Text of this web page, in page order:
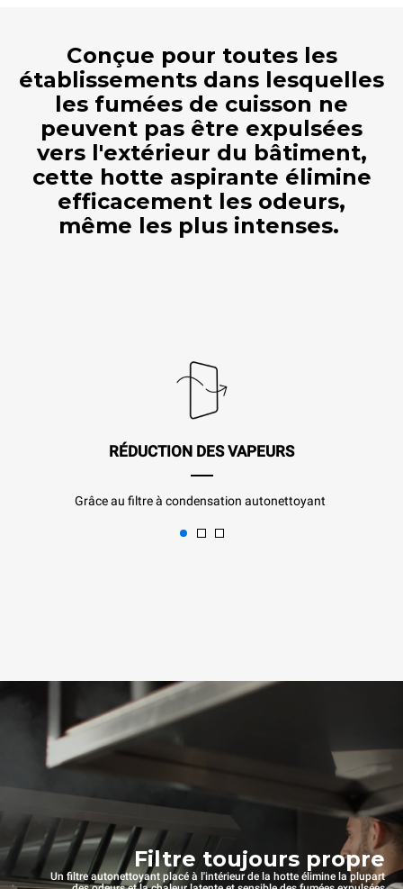
Conçue pour toutes les
établissements dans lesquelles
les fumées de cuisson ne
peuvent pas être expulsées
vers l'extérieur du bâtiment,
cette hotte aspirante élimine
efficacement les odeurs,
même les plus intenses.
RÉDUCTION DES VAPEURS
Grâce au filtre à condensation autonettoyant
Filtre toujours propre
Un filtre autonettoyant placé à l'intérieur de la hotte élimine la plupart